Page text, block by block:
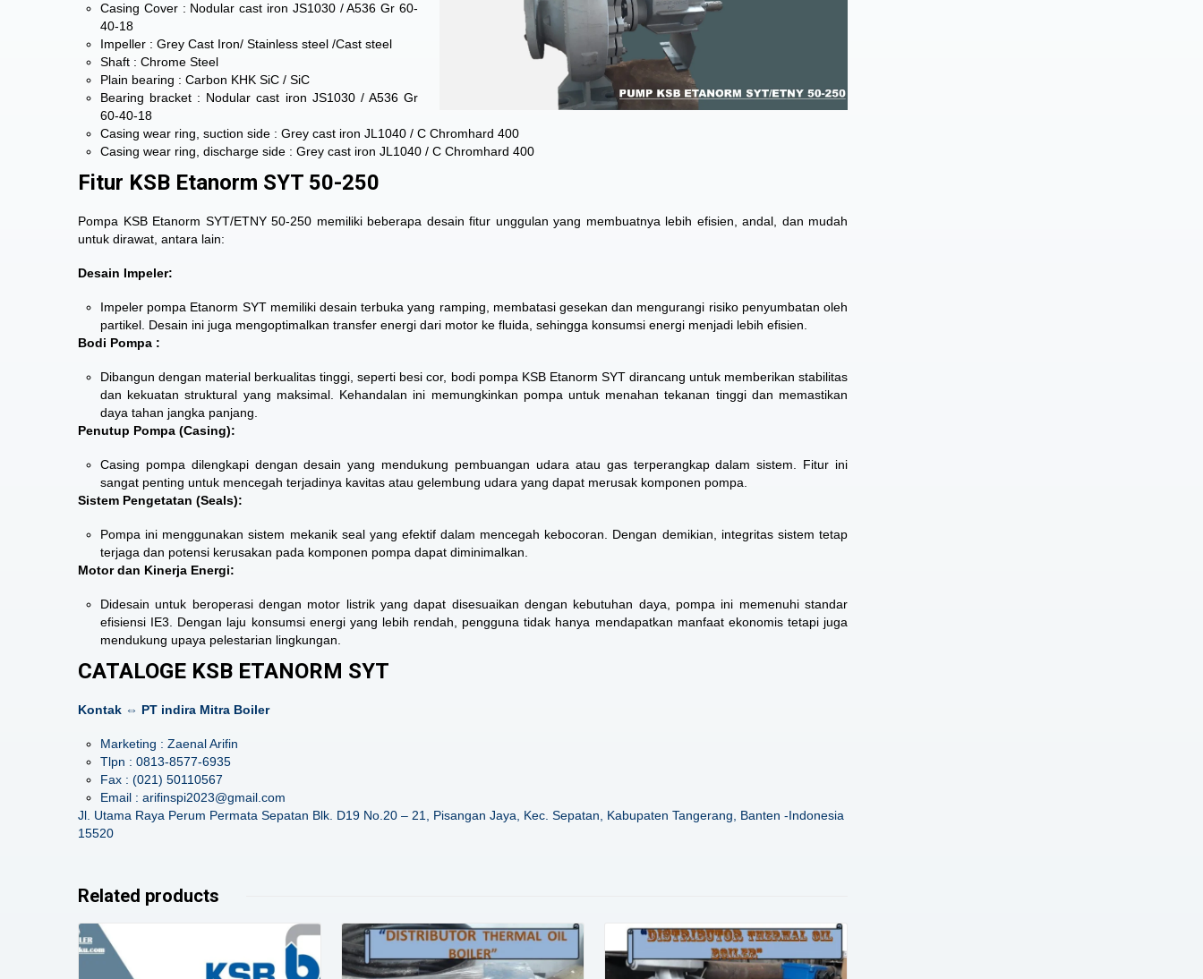
Casing Cover : Nodular cast iron JS1030 / A536 Gr 60-
40-18
Impeller : Grey Cast Iron/ Stainless steel /Cast steel
Shaft : Chrome Steel
Plain bearing : Carbon KHK SiC / SiC
Bearing bracket : Nodular cast iron JS1030 / A536 Gr
60-40-18
Casing wear ring, suction side : Grey cast iron JL1040 / C Chromhard 400
Casing wear ring, discharge side : Grey cast iron JL1040 / C Chromhard 400
Fitur KSB Etanorm SYT 50-250
Pompa KSB Etanorm SYT/ETNY 50-250 memiliki beberapa desain fitur unggulan yang membuatnya lebih efisien, andal, dan mudah
untuk dirawat, antara lain:
Desain Impeler:
Impeler pompa Etanorm SYT memiliki desain terbuka yang ramping, membatasi gesekan dan mengurangi risiko penyumbatan oleh
partikel. Desain ini juga mengoptimalkan transfer energi dari motor ke fluida, sehingga konsumsi energi menjadi lebih efisien.
Bodi Pompa :
Dibangun dengan material berkualitas tinggi, seperti besi cor, bodi pompa KSB Etanorm SYT dirancang untuk memberikan stabilitas
dan kekuatan struktural yang maksimal. Kehandalan ini memungkinkan pompa untuk menahan tekanan tinggi dan memastikan
daya tahan jangka panjang.
Penutup Pompa (Casing):
Casing pompa dilengkapi dengan desain yang mendukung pembuangan udara atau gas terperangkap dalam sistem. Fitur ini
sangat penting untuk mencegah terjadinya kavitas atau gelembung udara yang dapat merusak komponen pompa.
Sistem Pengetatan (Seals):
Pompa ini menggunakan sistem mekanik seal yang efektif dalam mencegah kebocoran. Dengan demikian, integritas sistem tetap
terjaga dan potensi kerusakan pada komponen pompa dapat diminimalkan.
Motor dan Kinerja Energi:
Didesain untuk beroperasi dengan motor listrik yang dapat disesuaikan dengan kebutuhan daya, pompa ini memenuhi standar
efisiensi IE3. Dengan laju konsumsi energi yang lebih rendah, pengguna tidak hanya mendapatkan manfaat ekonomis tetapi juga
mendukung upaya pelestarian lingkungan.
CATALOGE KSB ETANORM SYT
Kontak ⇔ PT indira Mitra Boiler
Marketing : Zaenal Arifin
Tlpn : 0813-8577-6935
Fax : (021) 50110567
Email : arifinspi2023@gmail.com
Jl. Utama Raya Perum Permata Sepatan Blk. D19 No.20 – 21, Pisangan Jaya, Kec. Sepatan, Kabupaten Tangerang, Banten -Indonesia
15520
Related products
Details Details Details